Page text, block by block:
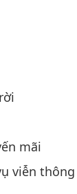
mãi
viễn thông